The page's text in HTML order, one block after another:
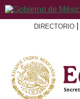
DIRECTORIO